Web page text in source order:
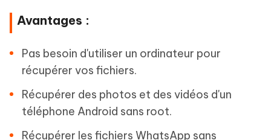
Avantages :
Pas besoin d'utiliser un ordinateur pour
récupérer vos fichiers.
Récupérer des photos et des vidéos d'un
téléphone Android sans root.
Récupérer les fichiers WhatsApp sans